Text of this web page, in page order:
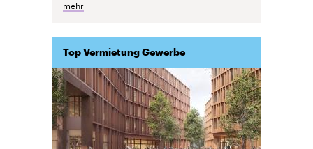
mehr
Top Vermietung Gewerbe